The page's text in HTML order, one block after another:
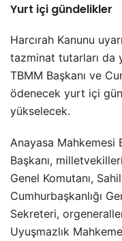
Yurt içi gündelikler
Harcırah Kanunu
tazminat tutarları da
TBMM Başkanı ve
ödenecek yurt içi
yükselecek.
Anayasa Mahkemesi
Başkanı,
Genel Komutanı,
Cumhurbaşkanlığı
Sekreteri,
Uyuşmazlık